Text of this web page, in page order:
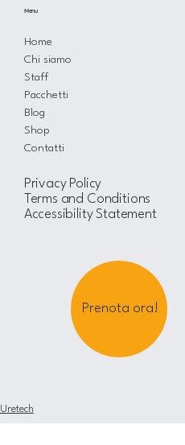
Menu
Home
Chi siamo
Staff
Pacchetti
Blog
Shop
Contatti
Privacy Policy
Terms and Conditions
Accessibility Statement
Prenota ora!
Uretech